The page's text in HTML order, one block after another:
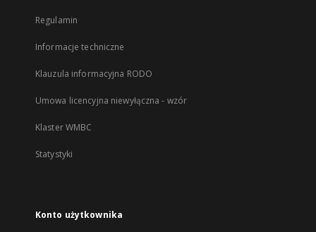
Regulamin
Informacje techniczne
Klauzula informacyjna RODO
Umowa licencyjna niewyłączna - wzór
Klaster WMBC
Statystyki
Konto użytkownika